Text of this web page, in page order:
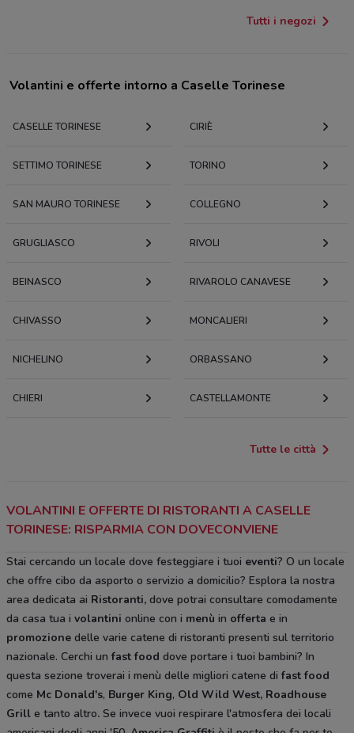
Tutti i negozi
Volantini e offerte intorno a Caselle Torinese
CASELLE TORINESE CIRIÈ
SETTIMO TORINESE TORINO
SAN MAURO TORINESE COLLEGNO
GRUGLIASCO RIVOLI
BEINASCO RIVAROLO CANAVESE
CHIVASSO MONCALIERI
NICHELINO ORBASSANO
CHIERI CASTELLAMONTE
Tutte le città
VOLANTINI E OFFERTE DI RISTORANTI A CASELLE
TORINESE: RISPARMIA CON DOVECONVIENE
Stai cercando un locale dove festeggiare i tuoi eventi? O un locale
che offre cibo da asporto o servizio a domicilio? Esplora la nostra
area dedicata ai Ristoranti, dove potrai consultare comodamente
da casa tua i volantini online con i menù in offerta e in
promozione delle varie catene di ristoranti presenti sul territorio
nazionale. Cerchi unfast food dove portare i tuoi bambini? In
questa sezione troverai i menù delle migliori catene difast food
come Mc Donald's, Burger King, Old Wild West, Roadhouse
Grill e tanto altro. Se invece vuoi respirare l'atmosfera dei locali